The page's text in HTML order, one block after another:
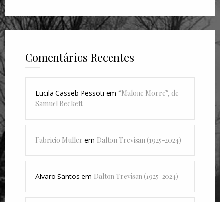
Comentários Recentes
Lucila Casseb Pessoti em “Malone Morre”, de
Samuel Beckett
Fabricio Muller em Dalton Trevisan (1925-2024)
Alvaro Santos em Dalton Trevisan (1925-2024)